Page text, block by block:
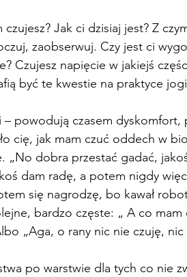
Jak ci dzisiaj jest? Z
zaobserwuj. Czy jest ci
Czujesz napięcie w jakiejś
być te kwestie na praktyce
powodują czasem dyskomfort,
cię, jak mam czuć oddech w
„No dobra przestać gadać,
dam radę, a potem nigdy
się nagrodzę, bo kawał
bardzo częste: „ A co
„Aga, o rany nic nie czuję,
po warstwie dla tych co nie